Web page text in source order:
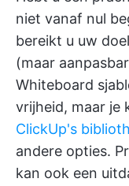
niet vanaf nul
bereikt u uw
(maar
Whiteboard
vrijheid, maar je
ClickUp's
andere opties.
kan ook een